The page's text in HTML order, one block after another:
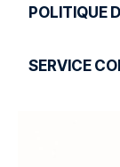
POLITIQUE
SERVICE